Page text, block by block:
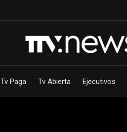
Tv Paga Tv Abierta Ejecutivos